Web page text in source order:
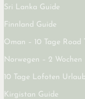
Sri Lanka Guide
Finnland Guide
Oman – 10 Tage Road
Norwegen – 2 Wochen
10 Tage Lofoten
Kirgistan Guide